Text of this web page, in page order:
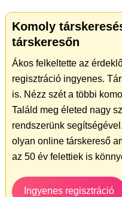
Komoly
társkeresőn
Ákos felkeltette az
regisztráció ingyenes.
is. Nézz szét a többi
Találd meg életed nagy
rendszerünk
olyan online társkereső
az 50 év felettiek is
Ingyenes regisztráció